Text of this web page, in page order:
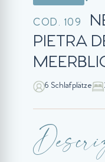
COD. 109
PIETRA
6 Schlafplätze